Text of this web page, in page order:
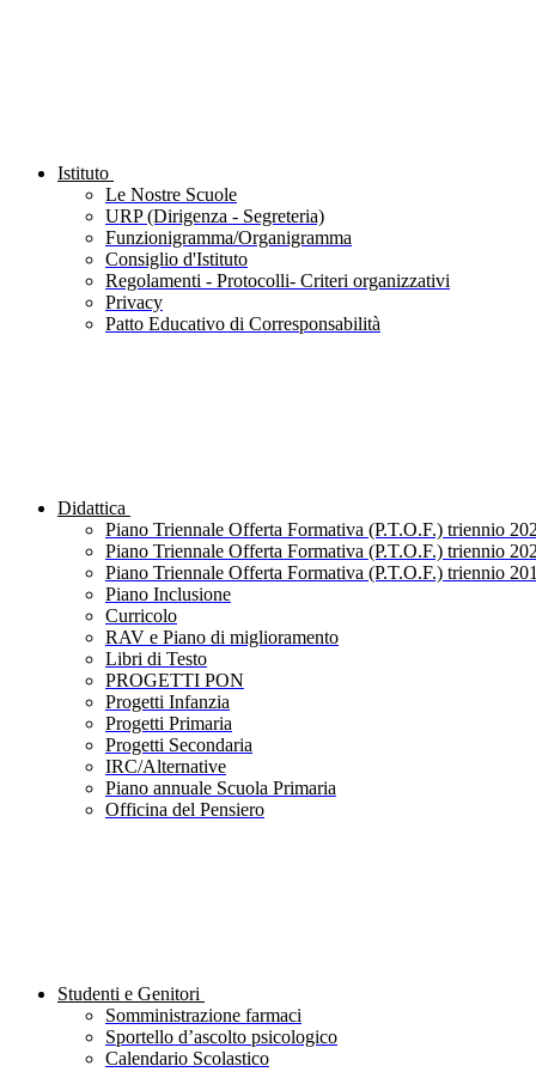
Istituto
Le Nostre Scuole
URP (Dirigenza - Segreteria)
Funzionigramma/Organigramma
Consiglio d'Istituto
Regolamenti - Protocolli- Criteri organizzativi
Privacy
Patto Educativo di Corresponsabilità
Didattica
Piano Triennale Offerta Formativa (P.T.O.F.) triennio
Piano Triennale Offerta Formativa (P.T.O.F.) triennio
Piano Triennale Offerta Formativa (P.T.O.F.) triennio
Piano Inclusione
Curricolo
RAV e Piano di miglioramento
Libri di Testo
PROGETTI PON
Progetti Infanzia
Progetti Primaria
Progetti Secondaria
IRC/Alternative
Piano annuale Scuola Primaria
Officina del Pensiero
Studenti e Genitori
Somministrazione farmaci
Sportello d’ascolto psicologico
Calendario Scolastico